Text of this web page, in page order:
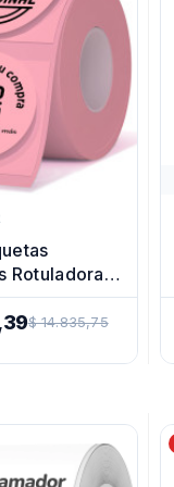
Rotuladora
$ 14.835,75